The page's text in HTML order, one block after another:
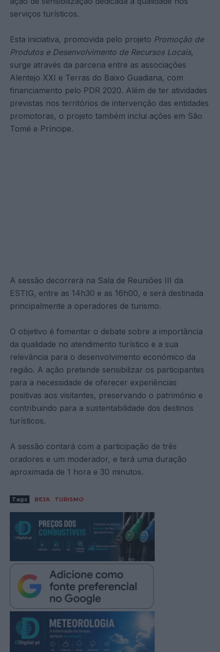
serviços turísticos.
Esta iniciativa, promovida pelo projeto Promoção de
Produtos e Desenvolvimento de Recursos Locais,
surge através da parceria entre as associações
Alentejo XXI e Terras do Baixo Guadiana, com
financiamento pelo PDR 2020. Além de ter atividades
previstas nos territórios de intervenção das entidades
promotoras, o projeto também inclui ações em São
Tomé e Príncipe.
A sessão decorrerá na Sala de Reuniões III da
ESTIG, entre as 14h30 e as 16h00, e será destinada
principalmente a operadores de turismo.
O objetivo é fomentar o debate sobre a importância
da qualidade no atendimento turístico e a sua
relevância para o desenvolvimento económico da
região. A ação pretende sensibilizar os participantes
para a necessidade de oferecer experiências
positivas aos visitantes, preservando o património e
contribuindo para a sustentabilidade dos destinos
turísticos.
A sessão contará com a participação de três
oradores e um moderador, e terá uma duração
aproximada de 1 hora e 30 minutos.
Tags BEJA TURISMO